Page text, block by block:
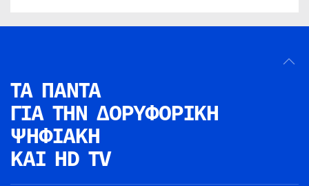
ΤΑ ΠΑΝΤΑ
ΓΙΑ ΤΗΝ ΔΟΡΥΦΟΡΙΚΗ
ΨΗΦΙΑΚΗ
ΚΑΙ HD TV